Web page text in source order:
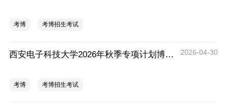
考博 考博招生考试
西安电子科技大学2026年秋季专项计划博士研究生招生通知三 2026-04-30
考博 考博招生考试